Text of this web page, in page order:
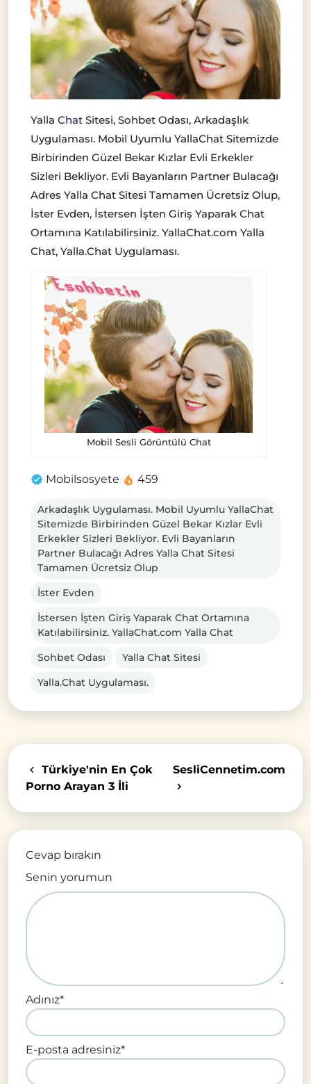
Yalla Chat Sitesi, Sohbet Odası, Arkadaşlık
Uygulaması. Mobil Uyumlu YallaChat Sitemizde
Birbirinden Güzel Bekar Kızlar Evli Erkekler
Sizleri Bekliyor. Evli Bayanların Partner Bulacağı
Adres Yalla Chat Sitesi Tamamen Ücretsiz Olup,
İster Evden, İstersen İşten Giriş Yaparak Chat
Ortamına Katılabilirsiniz. YallaChat.com Yalla
Chat, Yalla.Chat Uygulaması.
Mobil Sesli Görüntülü Chat
Mobilsosyete 459
Arkadaşlık Uygulaması. Mobil Uyumlu YallaChat
Sitemizde Birbirinden Güzel Bekar Kızlar Evli
Erkekler Sizleri Bekliyor. Evli Bayanların
Partner Bulacağı Adres Yalla Chat Sitesi
Tamamen Ücretsiz Olup
İster Evden
İstersen İşten Giriş Yaparak Chat Ortamına
Katılabilirsiniz. YallaChat.com Yalla Chat
Sohbet Odası
Yalla Chat Sitesi
Yalla.Chat Uygulaması.
Türkiye'nin En Çok
Porno Arayan 3 İli
SesliCennetim.com
Cevap bırakın
Senin yorumun
Adınız*
E-posta adresiniz*